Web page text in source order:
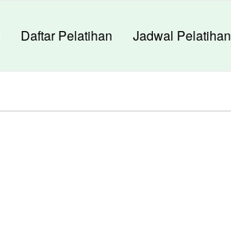
Daftar Pelatihan Jadwal Pelatihan